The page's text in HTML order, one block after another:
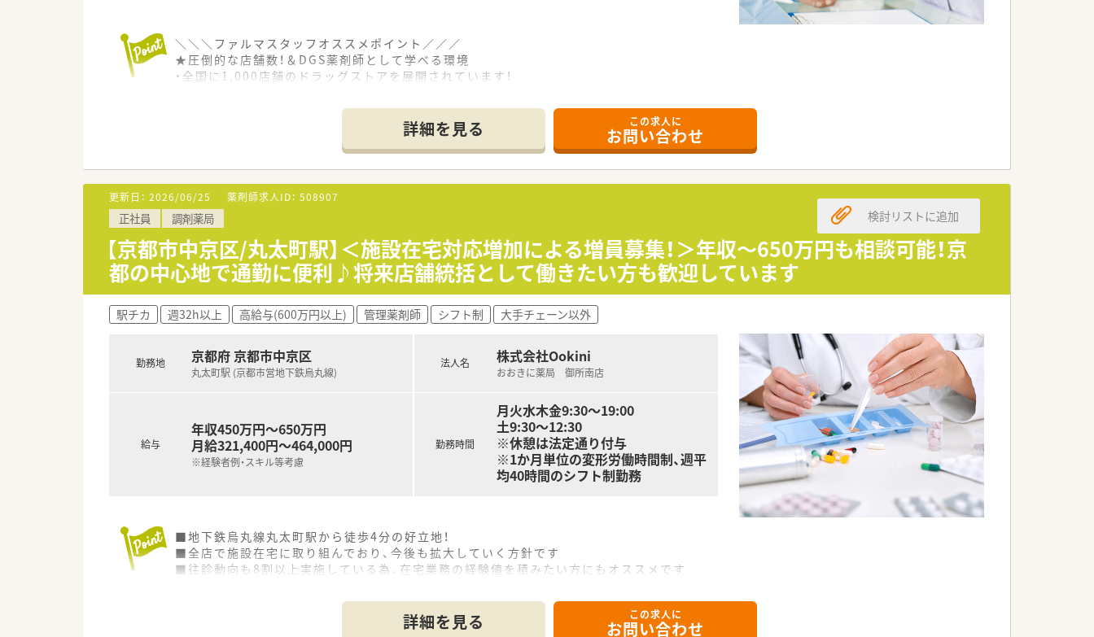
＼＼＼ファルマスタッフオススメポイント／／／
★圧倒的な店舗数！＆DGS薬剤師として学べる環境
・全国に1,000店舗のドラッグストアを展開されています！
・全国にドラッグストアを展開してきた企業のため、処方枚数としては少なめです
落ち着いた業務量で働きたい方にオススメです
・処方相談やOTC相談などしっかりとファンを増やしていく方針を取っている為、患者様としっかり向き合った対応を心掛けております
・経営層との距離が近いため、自分の意見が反映されやすく非常に風通しの良い社風です
★選べるコース選択
・全国転勤コース、地域限定コース、転勤無コースからお選び頂けます！
全国転勤コースでは高年収が見込めますので気になる方はお気軽にお問い合わせください
★長く勤められる環境◎
・年間休日120日、残業時間月平均4時間程度、産休育休取得率100%&復帰率100%！長くお勤めされたい方必見です
詳細を見る この求人に
お問い合わせ
更新日： 2026/06/25 薬剤師求人ID： 508907
正社員 調剤薬局
【京都市中京区/丸太町駅】＜施設在宅対応増加による増員募集！＞年収～650万円も相談可能！京
都の中心地で通勤に便利♪将来店舗統括として働きたい方も歓迎しています
検討リストに追加
駅チカ 週32h以上 高給与(600万円以上) 管理薬剤師 シフト制 大手チェーン以外
勤務地 京都府 京都市中京区
丸太町駅 (京都市営地下鉄烏丸線)
給与
年収450万円～650万円
月給321,400円～464,000円
※経験者例・スキル等考慮
法人名 株式会社Ookini
おおきに薬局 御所南店
勤務時間
月火水木金9:30～19:00
土9:30～12:30
※休憩は法定通り付与
※1か月単位の変形労働時間制、週平
均40時間のシフト制勤務
■地下鉄烏丸線丸太町駅から徒歩4分の好立地！
■全店で施設在宅に取り組んでおり、今後も拡大していく方針です
■往診動向も8割以上実施している為、在宅業務の経験値を積みたい方にもオススメです
■社長様は若手のドクターとの繋がりが多く、新規開業に合わせてさらに店舗を増やしていく予定もございます
■チャレンジ精神がある人には積極的に仕事を任せていき、その分、給与にも反映してくれる社風です
詳細を見る この求人に
お問い合わせ